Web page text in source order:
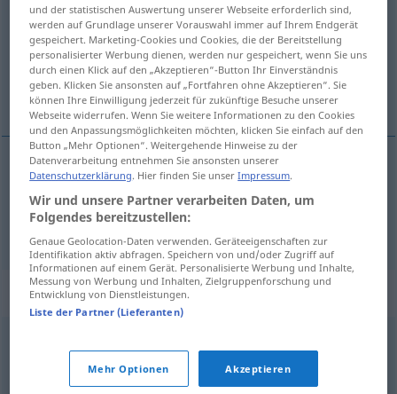
Übersicht aller Übersetzungen
(Für mehr Details die Übersetzung anklicken/antippen)
ophanglus, kapstok, aanknopingspunt
(ophang)lus Aufhänger
kapstok, (het)aanknopingspunt
Synonyme für "Aufhänger"
Ansporn,Reiz,Anregung,Antrieb,Motivation
und der statistischen Auswertung unserer Webseite erforderlich sind,
werden auf Grundlage unserer Vorauswahl immer auf Ihrem Endgerät
gespeichert. Marketing-Cookies und Cookies, die der Bereitstellung
personalisierter Werbung dienen, werden nur gespeichert, wenn Sie uns
durch einen Klick auf den „Akzeptieren“-Button Ihr Einverständnis
geben. Klicken Sie ansonsten auf „Fortfahren ohne Akzeptieren“. Sie
können Ihre Einwilligung jederzeit für zukünftige Besuche unserer
Webseite widerrufen. Wenn Sie weitere Informationen zu den Cookies
und den Anpassungsmöglichkeiten möchten, klicken Sie einfach auf den
Button „Mehr Optionen“. Weitergehende Hinweise zu der
Datenverarbeitung entnehmen Sie ansonsten unserer
Datenschutzerklärung. Hier finden Sie unserImpressum.
Wir und unsere Partner verarbeiten Daten, um
Folgendes bereitzustellen:
Genaue Geolocation-Daten verwenden. Geräteeigenschaften zur
Identifikation aktiv abfragen. Speichern von und/oder Zugriff auf
Informationen auf einem Gerät. Personalisierte Werbung und Inhalte,
Messung von Werbung und Inhalten, Zielgruppenforschung und
Entwicklung von Dienstleistungen.
Liste der Partner (Lieferanten)
Mehr Optionen Akzeptieren